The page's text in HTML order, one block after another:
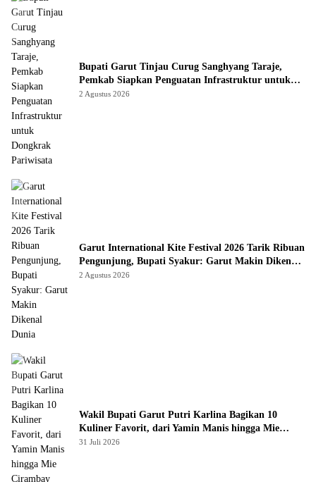
Bupati Garut Tinjau Curug Sanghyang Taraje,
Pemkab Siapkan Penguatan Infrastruktur untuk
Dongkrak Pariwisata
2 Agustus 2026
Garut International Kite Festival 2026 Tarik Ribuan
Pengunjung, Bupati Syakur: Garut Makin Dikenal
Dunia
2 Agustus 2026
Wakil Bupati Garut Putri Karlina Bagikan 10
Kuliner Favorit, dari Yamin Manis hingga Mie
Cirambay Cigedug
31 Juli 2026